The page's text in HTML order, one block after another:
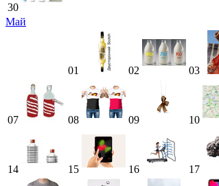
30
Май
01 02 03
07 08 09 10
14 15 16 17